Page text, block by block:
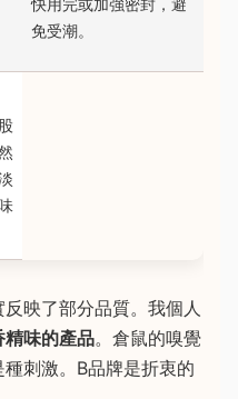
快用完或加強密封，避
免受潮。
映了部分品質。我個人
精味的產品。倉鼠的嗅覺
刺激。B品牌是折衷的